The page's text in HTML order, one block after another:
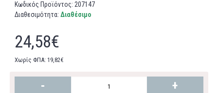
Κωδικός Προϊόντος: 207147
Διαθεσιμότητα: Διαθέσιμο
24,58€
Χωρίς ΦΠΑ: 19,82€
- +